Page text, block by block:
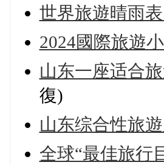
世界旅遊晴雨
2024國際旅遊
山东一座适合
復)
山东综合性旅
全球“最佳旅行